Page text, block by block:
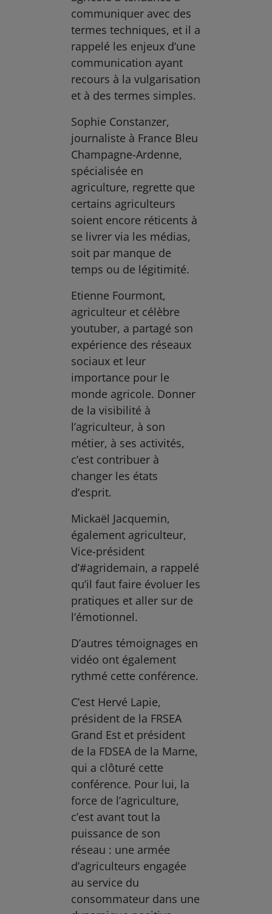
communiquer avec des
termes techniques, et il a
rappelé les enjeux d’une
communication ayant
recours à la vulgarisation
et à des termes simples.
Sophie Constanzer,
journaliste à France Bleu
Champagne-Ardenne,
spécialisée en
agriculture, regrette que
certains agriculteurs
soient encore réticents à
se livrer via les médias,
soit par manque de
temps ou de légitimité.
Etienne Fourmont,
agriculteur et célèbre
youtuber, a partagé son
expérience des réseaux
sociaux et leur
importance pour le
monde agricole. Donner
de la visibilité à
l’agriculteur, à son
métier, à ses activités,
c’est contribuer à
changer les états
d’esprit.
Mickaël Jacquemin,
également agriculteur,
Vice-président
d’#agridemain, a rappelé
qu’il faut faire évoluer les
pratiques et aller sur de
l’émotionnel.
D’autres témoignages en
vidéo ont également
rythmé cette conférence.
C’est Hervé Lapie,
président de la FRSEA
Grand Est et président
de la FDSEA de la Marne,
qui a clôturé cette
conférence. Pour lui, la
force de l’agriculture,
c’est avant tout la
puissance de son
réseau : une armée
d’agriculteurs engagée
au service du
consommateur dans une